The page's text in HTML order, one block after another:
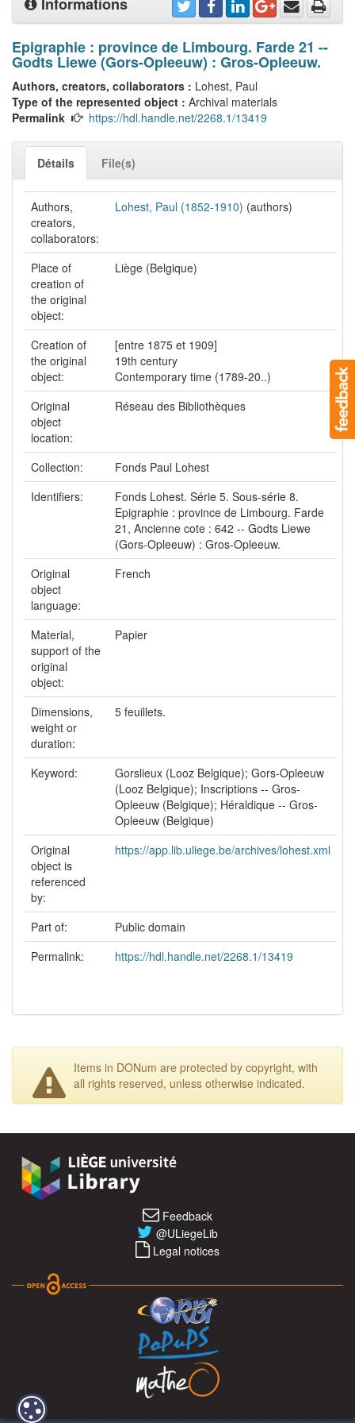
Epigraphie : province de Limbourg. Farde 21 --
Godts Liewe (Gors-Opleeuw) : Gros-Opleeuw.
Authors, creators, collaborators : Lohest, Paul
Type of the represented object : Archival materials
Permalink
https://hdl.handle.net/2268.1/13419
Détails File(s)
Authors,
creators,
collaborators:
Lohest, Paul (1852-1910) (authors)
Place of
creation of
the original
object:
Liège (Belgique)
Creation of
the original
object:
[entre 1875 et 1909]
19th century
Contemporary time (1789-20..)
Original
object
location:
Réseau des Bibliothèques
Collection:
Fonds Paul Lohest
Identifiers:
Fonds Lohest. Série 5. Sous-série 8.
Epigraphie : province de Limbourg. Farde
21, Ancienne cote : 642 -- Godts Liewe
(Gors-Opleeuw) : Gros-Opleeuw.
Original
object
language:
French
Material,
support of the
original
object:
Papier
Dimensions,
weight or
duration:
5 feuillets.
Keyword:
Gorslieux (Looz Belgique); Gors-Opleeuw
(Looz Belgique); Inscriptions -- Gros-
Opleeuw (Belgique); Héraldique -- Gros-
Opleeuw (Belgique)
Original
object is
referenced
by:
https://app.lib.uliege.be/archives/lohest.xml
Part of:
Public domain
Permalink:
https://hdl.handle.net/2268.1/13419
Items in DONum are protected by copyright, with
all rights reserved, unless otherwise indicated.
Feedback
@ULiegeLib
Legal notices